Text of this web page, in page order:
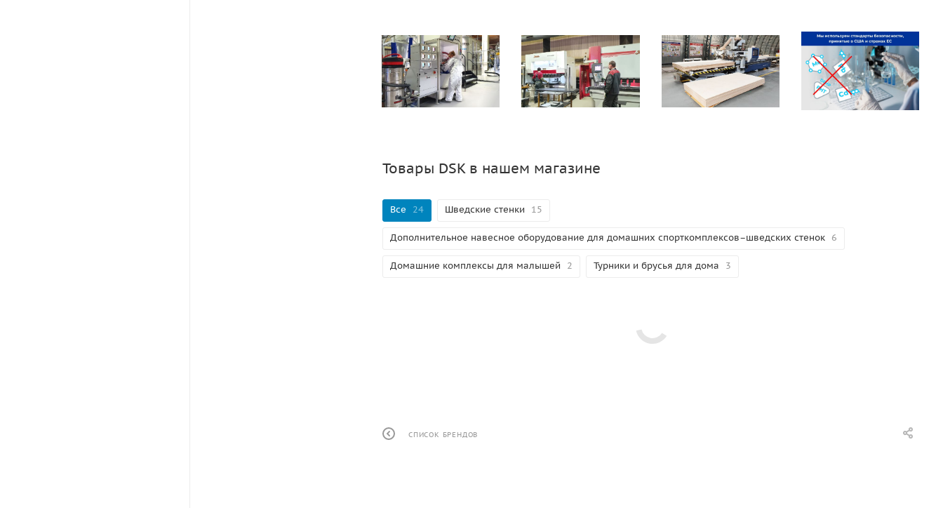
Товары DSK в нашем магазине
Все 24 Шведские стенки 15
Дополнительное навесное оборудование для домашних спорткомплексов–шведских стенок 6
Домашние комплексы для малышей 2 Турники и брусья для дома 3
СПИСОК БРЕНДОВ